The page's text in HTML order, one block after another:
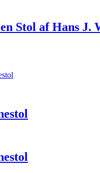
Stol af Hans J.